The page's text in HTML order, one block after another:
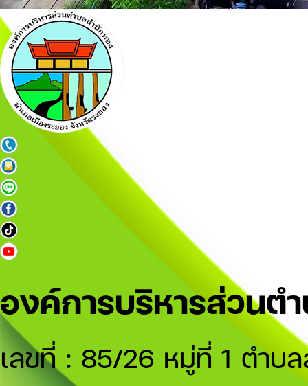
องค์การบริหารส่วนต
เลขที่ : 85/26 หมู่ที่ 1 ตำบ